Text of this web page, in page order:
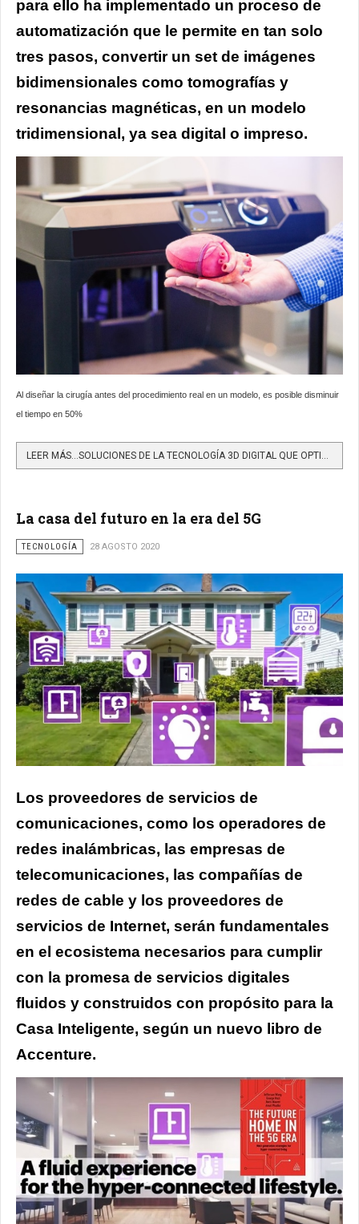
para ello ha implementado un proceso de
automatización que le permite en tan solo
tres pasos, convertir un set de imágenes
bidimensionales como tomografías y
resonancias magnéticas, en un modelo
tridimensional, ya sea digital o impreso.
Al diseñar la cirugía antes del procedimiento real en un modelo, es posible disminuir
el tiempo en 50%
La casa del futuro en la era del 5G
TECNOLOGÍA 28 AGOSTO 2020
Los proveedores de servicios de
comunicaciones, como los operadores de
redes inalámbricas, las empresas de
telecomunicaciones, las compañías de
redes de cable y los proveedores de
servicios de Internet, serán fundamentales
en el ecosistema necesarios para cumplir
con la promesa de servicios digitales
fluidos y construidos con propósito para la
Casa Inteligente, según un nuevo libro de
Accenture.